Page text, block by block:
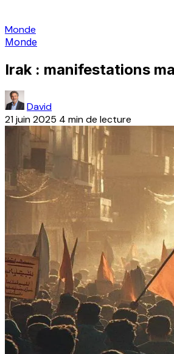
Monde
Monde
Irak : manifestations
David
21 juin 2025 4 min de lecture